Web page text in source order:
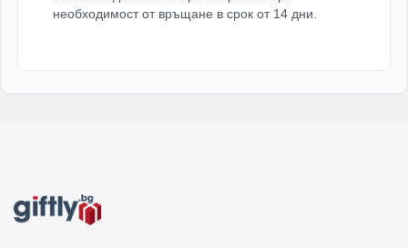
необходимост от връщане в срок от 14 дни.